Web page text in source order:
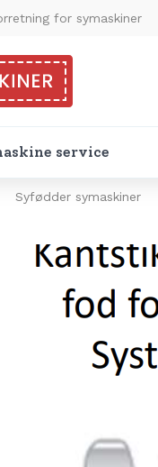
for symaskiner
service
Syfødder symaskiner